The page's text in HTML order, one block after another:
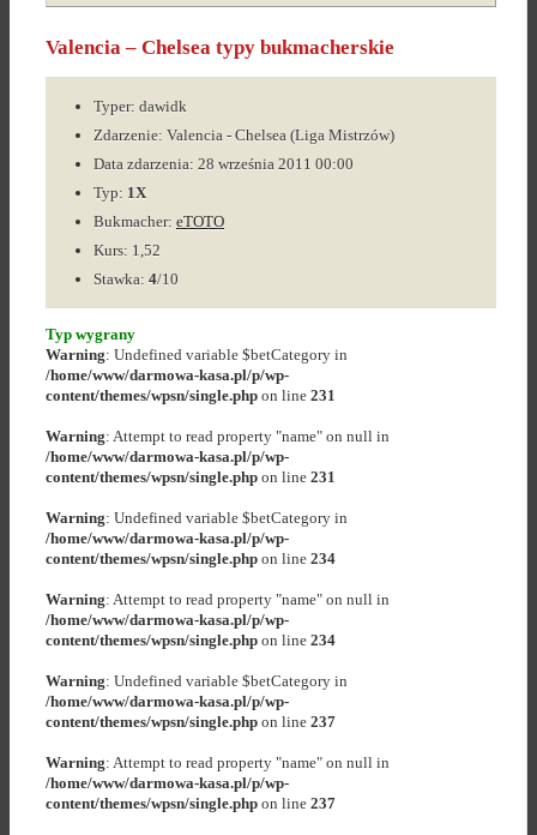
Valencia – Chelsea typy bukmacherskie
Typer: dawidk
Zdarzenie: Valencia - Chelsea (Liga Mistrzów)
Data zdarzenia: 28 września 2011 00:00
Typ: 1X
Bukmacher: eTOTO
Kurs: 1,52
Stawka: 4/10
Typ wygrany
Warning: Undefined variable $betCategory in
/home/www/darmowa-kasa.pl/p/wp-
content/themes/wpsn/single.php on line 231
Warning: Attempt to read property "name" on null in
/home/www/darmowa-kasa.pl/p/wp-
content/themes/wpsn/single.php on line 231
Warning: Undefined variable $betCategory in
/home/www/darmowa-kasa.pl/p/wp-
content/themes/wpsn/single.php on line 234
Warning: Attempt to read property "name" on null in
/home/www/darmowa-kasa.pl/p/wp-
content/themes/wpsn/single.php on line 234
Warning: Undefined variable $betCategory in
/home/www/darmowa-kasa.pl/p/wp-
content/themes/wpsn/single.php on line 237
Warning: Attempt to read property "name" on null in
/home/www/darmowa-kasa.pl/p/wp-
content/themes/wpsn/single.php on line 237